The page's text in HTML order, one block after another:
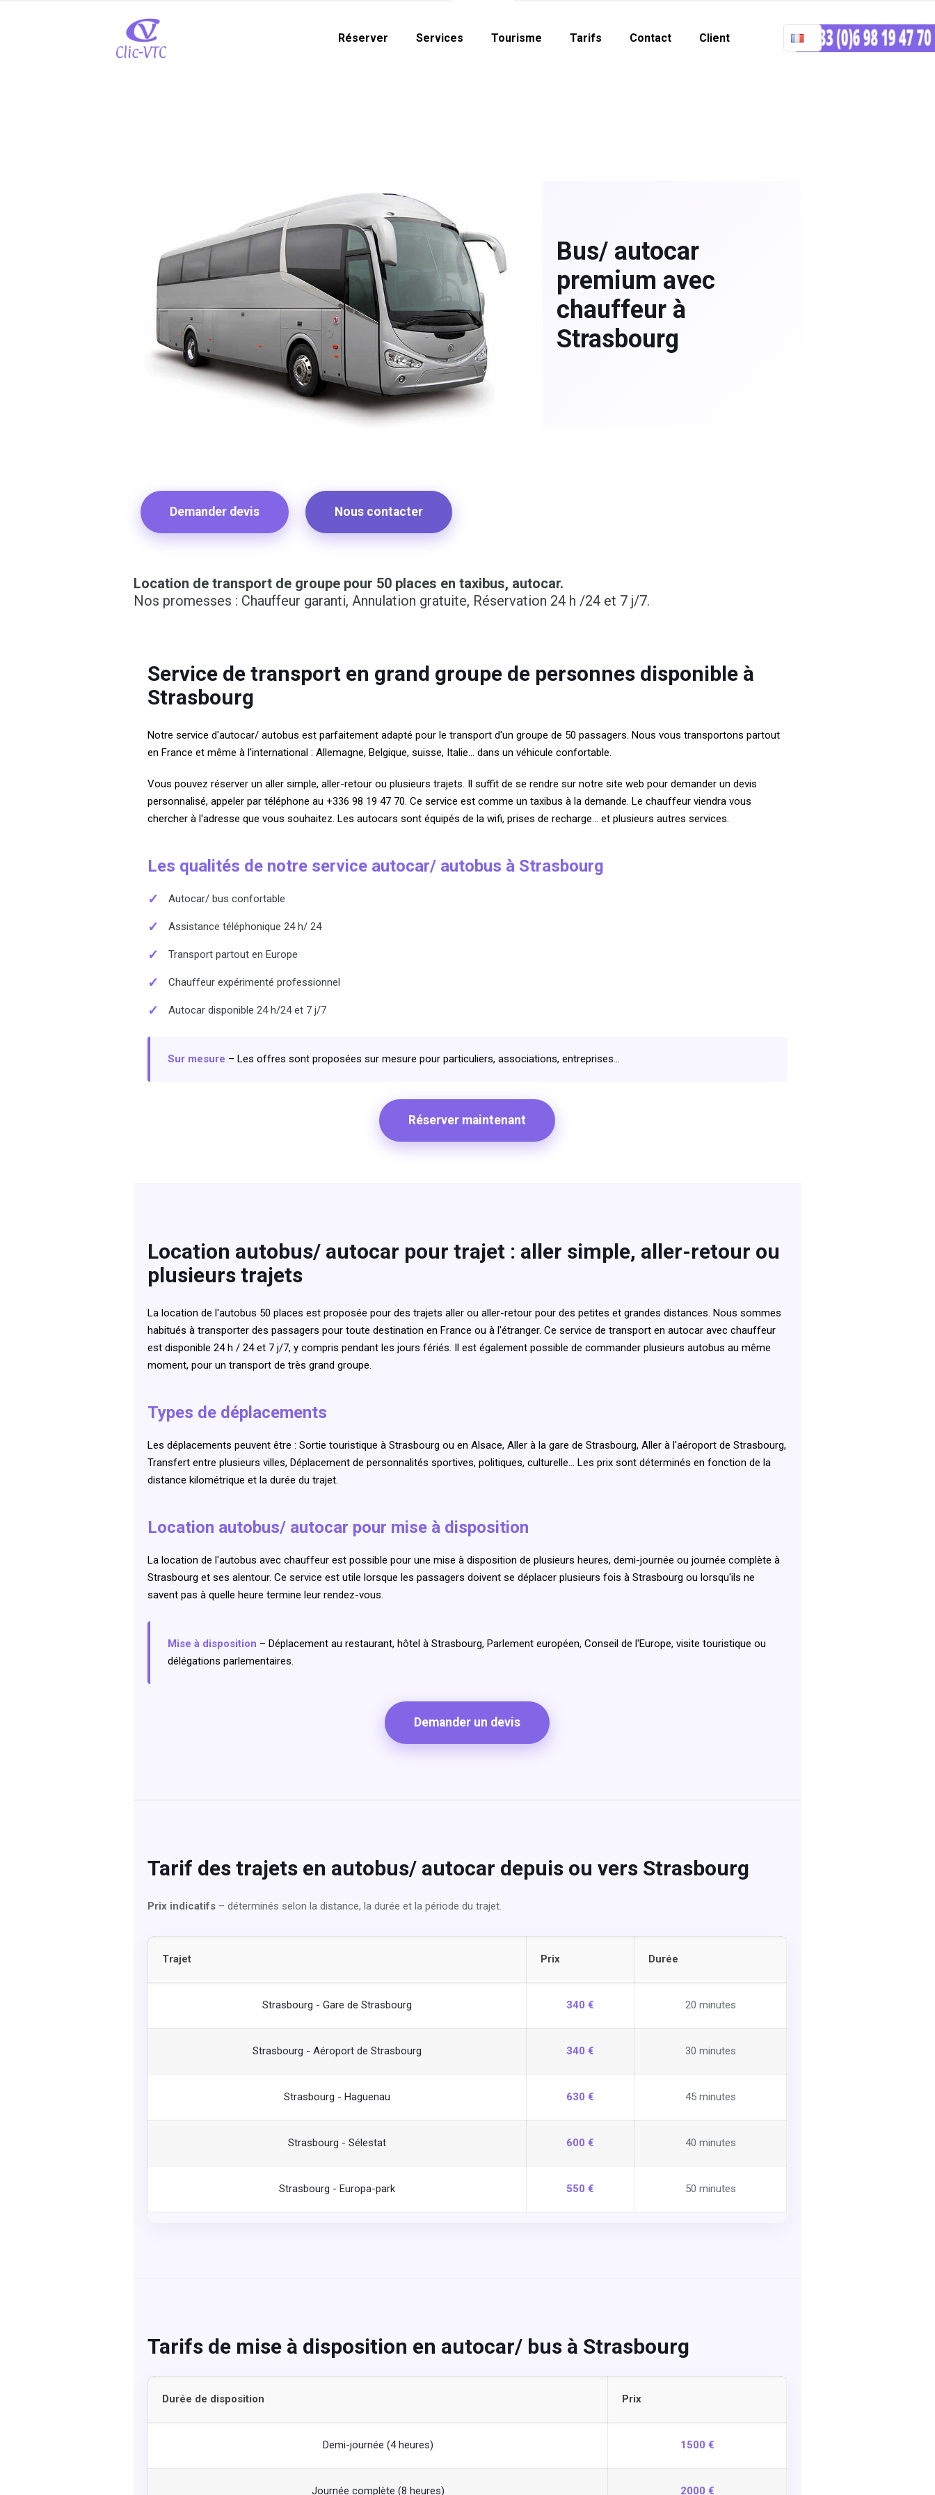
Réserver Services Tourisme Tarifs Contact Client
Bus/ autocar
premium avec
chauffeur à
Strasbourg
Demander devis Nous contacter
Location de transport de groupe pour 50 places en taxibus, autocar.
Nos promesses : Chauffeur garanti, Annulation gratuite, Réservation 24 h /24 et 7 j/7.
Service de transport en grand groupe de personnes disponible à
Strasbourg
Notre service d'autocar/ autobus est parfaitement adapté pour le transport d'un groupe de 50 passagers. Nous vous transportons partout
en France et même à l'international : Allemagne, Belgique, suisse, Italie... dans un véhicule confortable.
Vous pouvez réserver un aller simple, aller-retour ou plusieurs trajets. Il suffit de se rendre sur notre site web pour demander un devis
personnalisé, appeler par téléphone au +336 98 19 47 70. Ce service est comme un taxibus à la demande. Le chauffeur viendra vous
chercher à l'adresse que vous souhaitez. Les autocars sont équipés de la wifi, prises de recharge... et plusieurs autres services.
Les qualités de notre service autocar/ autobus à Strasbourg
✓ Autocar/ bus confortable
✓ Assistance téléphonique 24 h/ 24
✓ Transport partout en Europe
✓ Chauffeur expérimenté professionnel
✓ Autocar disponible 24 h/24 et 7 j/7
Sur mesure – Les offres sont proposées sur mesure pour particuliers, associations, entreprises...
Réserver maintenant
Location autobus/ autocar pour trajet : aller simple, aller-retour ou
plusieurs trajets
La location de l'autobus 50 places est proposée pour des trajets aller ou aller-retour pour des petites et grandes distances. Nous sommes
habitués à transporter des passagers pour toute destination en France ou à l'étranger. Ce service de transport en autocar avec chauffeur
est disponible 24 h / 24 et 7 j/7, y compris pendant les jours fériés. Il est également possible de commander plusieurs autobus au même
moment, pour un transport de très grand groupe.
Types de déplacements
Les déplacements peuvent être : Sortie touristique à Strasbourg ou en Alsace, Aller à la gare de Strasbourg, Aller à l'aéroport de Strasbourg,
Transfert entre plusieurs villes, Déplacement de personnalités sportives, politiques, culturelle… Les prix sont déterminés en fonction de la
distance kilométrique et la durée du trajet.
Location autobus/ autocar pour mise à disposition
La location de l'autobus avec chauffeur est possible pour une mise à disposition de plusieurs heures, demi-journée ou journée complète à
Strasbourg et ses alentour. Ce service est utile lorsque les passagers doivent se déplacer plusieurs fois à Strasbourg ou lorsqu'ils ne
savent pas à quelle heure termine leur rendez-vous.
Mise à disposition – Déplacement au restaurant, hôtel à Strasbourg, Parlement européen, Conseil de l'Europe, visite touristique ou
délégations parlementaires.
Demander un devis
Tarif des trajets en autobus/ autocar depuis ou vers Strasbourg
Prix indicatifs – déterminés selon la distance, la durée et la période du trajet.
Trajet Prix Durée
Strasbourg - Gare de Strasbourg 340 € 20 minutes
Strasbourg - Aéroport de Strasbourg 340 € 30 minutes
Strasbourg - Haguenau 630 € 45 minutes
Strasbourg - Sélestat 600 € 40 minutes
Strasbourg - Europa-park 550 € 50 minutes
Tarifs de mise à disposition en autocar/ bus à Strasbourg
Durée de disposition Prix
Demi-journée (4 heures) 1500 €
Journée complète (8 heures) 2000 €